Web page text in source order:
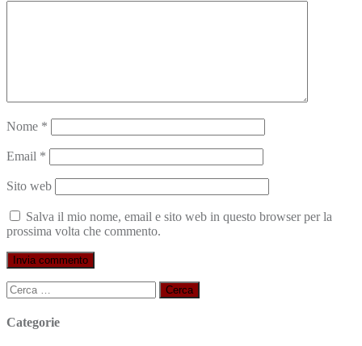
Nome *
Email *
Sito web
Salva il mio nome, email e sito web in questo browser per la
prossima volta che commento.
Ricerca
per:
Categorie